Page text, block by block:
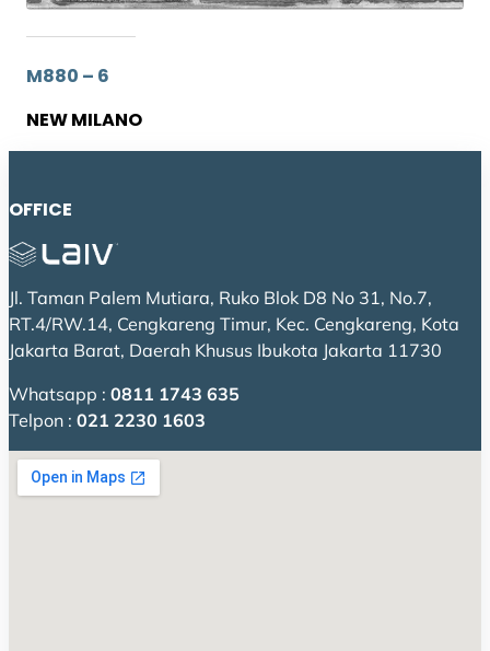
M880 – 6
NEW MILANO
OFFICE
Jl. Taman Palem Mutiara, Ruko Blok D8 No 31, No.7,
RT.4/RW.14, Cengkareng Timur, Kec. Cengkareng, Kota
Jakarta Barat, Daerah Khusus Ibukota Jakarta 11730
Whatsapp : 0811 1743 635
Telpon : 021 2230 1603